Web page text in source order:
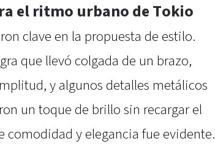
el ritmo urbano de Tokio
clave en la propuesta de estilo.
que llevó colgada de un brazo,
y algunos detalles metálicos
un toque de brillo sin recargar el
y elegancia fue evidente.